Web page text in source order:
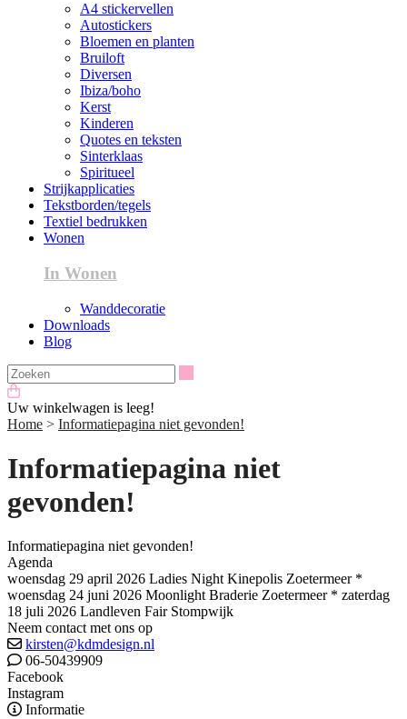
A4 stickervellen
Autostickers
Bloemen en planten
Bruiloft
Diversen
Ibiza/boho
Kerst
Kinderen
Quotes en teksten
Sinterklaas
Spiritueel
Strijkapplicaties
Tekstborden/tegels
Textiel bedrukken
Wonen
In Wonen
Wanddecoratie
Downloads
Blog
Uw winkelwagen is leeg!
Home > Informatiepagina niet gevonden!
Informatiepagina niet
gevonden!
Informatiepagina niet gevonden!
Agenda
woensdag 29 april 2026 Ladies Night Kinepolis Zoetermeer *
woensdag 24 juni 2026 Moonlight Braderie Zoetermeer * zaterdag
18 juli 2026 Landleven Fair Stompwijk
Neem contact met ons op
kirsten@kdmdesign.nl
06-50439909
Facebook
Instagram
Informatie